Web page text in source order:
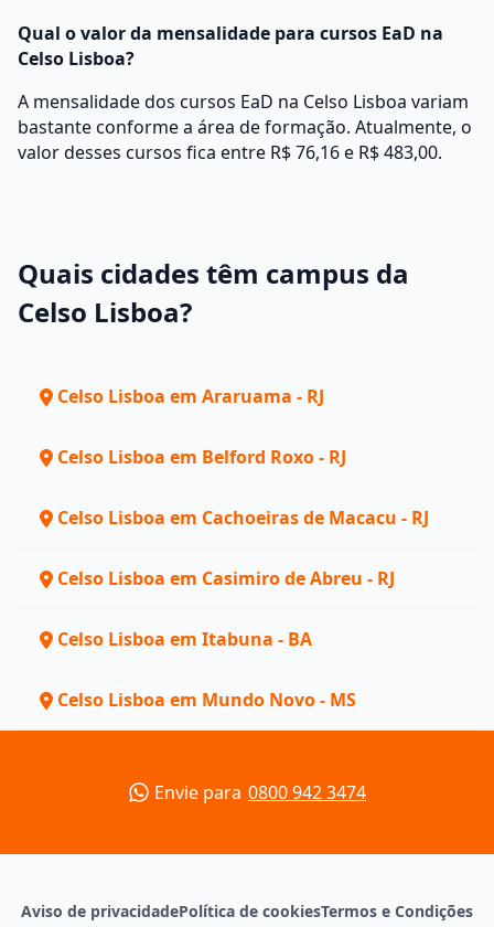
Qual o valor da mensalidade para cursos EaD na
Celso Lisboa?
A mensalidade dos cursos EaD na Celso Lisboa variam
bastante conforme a área de formação. Atualmente, o
valor desses cursos fica entre R$ 76,16 e R$ 483,00.
Quais cidades têm campus da
Celso Lisboa?
Celso Lisboa em Araruama - RJ
Celso Lisboa em Belford Roxo - RJ
Celso Lisboa em Cachoeiras de Macacu - RJ
Celso Lisboa em Casimiro de Abreu - RJ
Celso Lisboa em Itabuna - BA
Celso Lisboa em Mundo Novo - MS
Envie para 0800 942 3474
Aviso de privacidadePolítica de cookiesTermos e Condições